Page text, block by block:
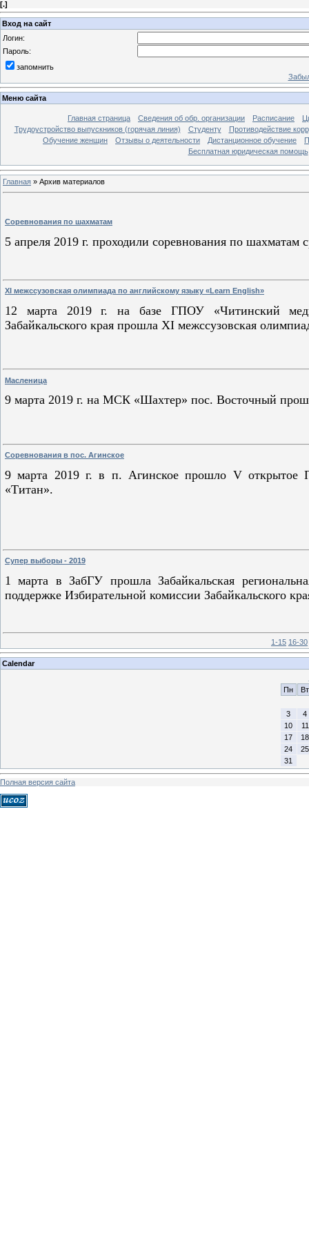
[.]
Вход на сайт
Логин:
Пароль:
запомнить
Меню сайта
Главная страница Сведения об обр. организации Расписание
Трудоустройство выпускников (горячая линия)
Студенту
Противодействие
Обучение женщин
Отзывы о деятельности Дистанционное обучение
Бесплатная юридическая помощь
Главная » Архив материалов
Соревнования по шахматам
5 апреля 2019 г. проходили соревнования по
XI межссузовская олимпиада по английскому языку «Learn English»
12 марта 2019 г. на базе ГПОУ «Читинский
Забайкальского края прошла XI межссузовская
Масленица
9 марта 2019 г. на МСК «Шахтер» пос. Восточный
Соревнования в пос. Агинское
9 марта 2019 г. в п. Агинское прошло V открытое
«Титан».
Супер выборы - 2019
1 марта в ЗабГУ прошла Забайкальская
поддержке Избирательной комиссии Забайкальского
1-15 16-30
Calendar
Пн
Вт
3
4
10
11
17
18
24
25
31
Полная версия сайта